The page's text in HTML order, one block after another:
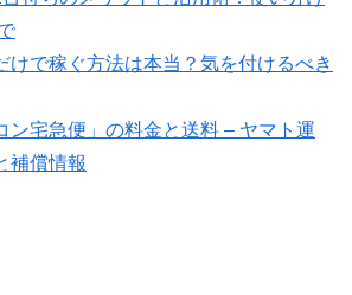
けで稼ぐ方法は本当？気を付けるべき
ン宅急便」の料金と送料 – ヤマト運
補償情報